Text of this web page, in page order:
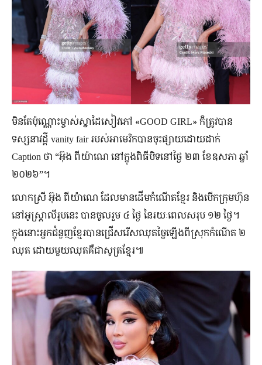
មិន​តែ​ប៉ុណ្ណោះ​ម្ចាស់​ស្នាដៃ​សៀវភៅ «GOOD GIRL» ក៏​ត្រូវ​បាន​
ទស្សនាវដ្ដី vanity fair របស់​អាមេរិក​បាន​ចុះផ្សាយ​ដោយ​ដាក់
Caption ថា “អ៊ុង ពីយ៉ាណេ នៅក្នុង​ពិធី​បិទ​នៅ​ថ្ងៃ ២៣ ខែ​ឧសភា ឆ្នាំ
២០២៦​”។
លោកស្រី អ៊ុង ពីយ៉ាណេ ដែល​មាន​ដើម​កំណើត​ខ្មែរ និង​បើក​ក្រុមហ៊ុន​
នៅ​អូស្ត្រាលី​រូបនេះ បាន​ចូលរួម ៤ ថ្ងៃ នៃ​រយៈពេល​សរុប ១២ ថ្ងៃ។
ក្នុង​នោះ​អ្នក​ជំនួញ​ខ្មែរ​បាន​ជ្រើសរើស​ឈុត​ច្នៃ​ឡើង​ពី​ស្រុក​កំណើត ២
ឈុត ដោយ​មួយ​ឈុត​គឺ​ជា​សូត្រ​ខ្មែរ៕